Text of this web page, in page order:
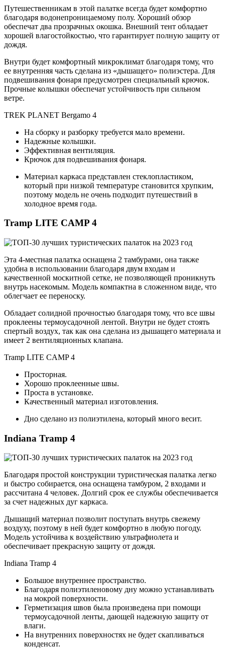
Путешественникам в этой палатке всегда будет комфортно
благодаря водонепроницаемому полу. Хороший обзор
обеспечат два прозрачных окошка. Внешний тент обладает
хорошей влагостойкостью, что гарантирует полную защиту от
дождя.
Внутри будет комфортный микроклимат благодаря тому, что
ее внутренняя часть сделана из «дышащего» полиэстера. Для
подвешивания фонаря предусмотрен специальный крючок.
Прочные колышки обеспечат устойчивость при сильном
ветре.
TREK PLANET Bergamo 4
На сборку и разборку требуется мало времени.
Надежные колышки.
Эффективная вентиляция.
Крючок для подвешивания фонаря.
Материал каркаса представлен стеклопластиком,
который при низкой температуре становится хрупким,
поэтому модель не очень подходит путешествий в
холодное время года.
Tramp LITE CAMP 4
Эта 4-местная палатка оснащена 2 тамбурами, она также
удобна в использовании благодаря двум входам и
качественной москитной сетке, не позволяющей проникнуть
внутрь насекомым. Модель компактна в сложенном виде, что
облегчает ее переноску.
Обладает солидной прочностью благодаря тому, что все швы
проклеены термоусадочной лентой. Внутри не будет стоять
спертый воздух, так как она сделана из дышащего материала и
имеет 2 вентиляционных клапана.
Tramp LITE CAMP 4
Просторная.
Хорошо проклеенные швы.
Проста в установке.
Качественный материал изготовления.
Дно сделано из полиэтилена, который много весит.
Indiana Tramp 4
Благодаря простой конструкции туристическая палатка легко
и быстро собирается, она оснащена тамбуром, 2 входами и
рассчитана 4 человек. Долгий срок ее службы обеспечивается
за счет надежных дуг каркаса.
Дышащий материал позволит поступать внутрь свежему
воздуху, поэтому в ней будет комфортно в любую погоду.
Модель устойчива к воздействию ультрафиолета и
обеспечивает прекрасную защиту от дождя.
Indiana Tramp 4
Большое внутреннее пространство.
Благодаря полиэтиленовому дну можно устанавливать
на мокрой поверхности.
Герметизация швов была произведена при помощи
термоусадочной ленты, дающей надежную защиту от
влаги.
На внутренних поверхностях не будет скапливаться
конденсат.